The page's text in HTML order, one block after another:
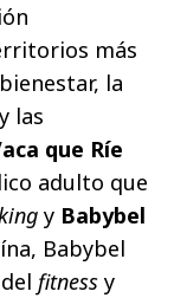
más
la
las
que Ríe
adulto que
y Babybel
Babybel
fitness y